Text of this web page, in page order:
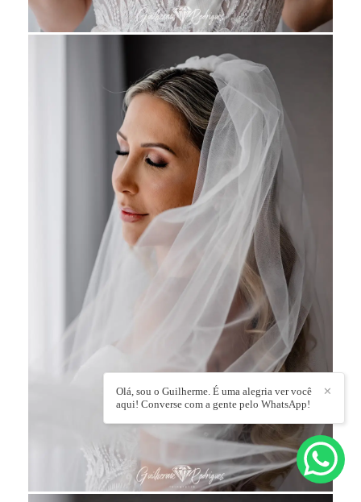
✕
Olá, sou o Guilherme. É uma alegria ver você
aqui! Converse com a gente pelo WhatsApp!